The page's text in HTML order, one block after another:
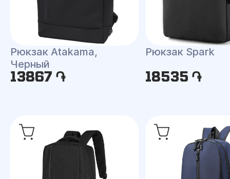
Рюкзак Atakama,
Черный
13867 ֏
Рюкзак Spark
18535 ֏